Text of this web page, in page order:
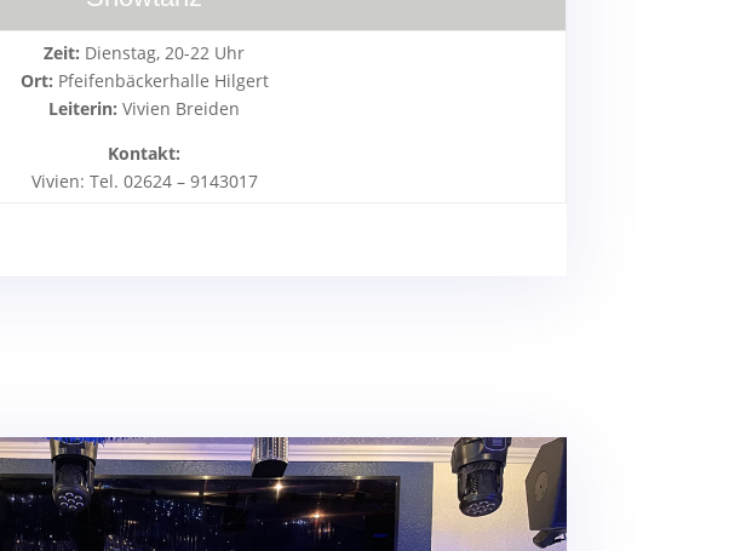
Zeit: Dienstag, 20-22 Uhr
Ort: Pfeifenbäckerhalle Hilgert
Leiterin: Vivien Breiden
Kontakt:
Vivien: Tel. 02624 – 9143017